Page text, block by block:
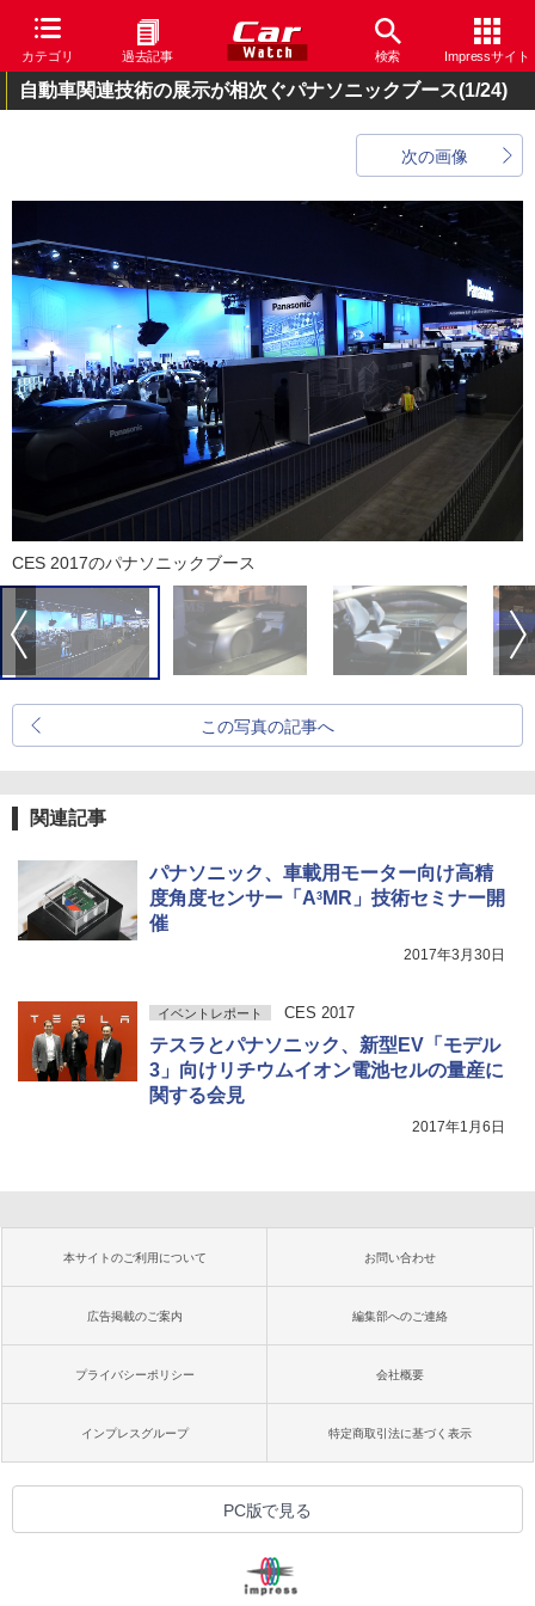
カテゴリ 過去記事 検索 Impressサイト
自動車関連技術の展示が相次ぐパナソニックブース(1/24)
次の画像
CES 2017のパナソニックブース
この写真の記事へ
関連記事
パナソニック、車載用モーター向け高精
度角度センサー「A3MR」技術セミナー開
催
2017年3月30日
イベントレポート CES 2017
テスラとパナソニック、新型EV「モデル
3」向けリチウムイオン電池セルの量産に
関する会見
2017年1月6日
本サイトのご利用について お問い合わせ
広告掲載のご案内 編集部へのご連絡
プライバシーポリシー 会社概要
インプレスグループ 特定商取引法に基づく表示
PC版で見る